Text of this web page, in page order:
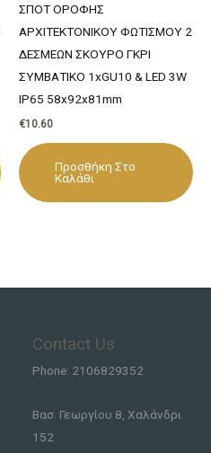
ΣΠΟΤ ΟΡΟΦΗΣ
ΑΡΧΙΤΕΚΤΟΝΙΚΟΥ ΦΩΤΙΣΜΟΥ 2
ΔΕΣΜΕΩΝ ΣΚΟΥΡΟ ΓΚΡΙ
ΣΥΜΒΑΤΙΚΟ 1xGU10 & LED 3W
IP65 58x92x81mm
€10.60
Προσθήκη Στο
Καλάθι
Contact Us
Phone: 2106829352
Βασ. Γεωργίου 8, Χαλάνδρι
152